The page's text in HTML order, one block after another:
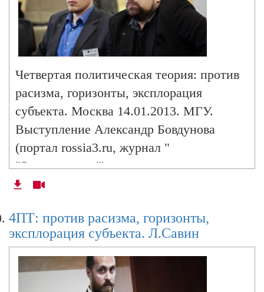
Четвертая политическая теория: против
расизма, горизонты, эксплорация
субъекта. Москва 14.01.2013. МГУ.
Выступление Александр Бовдунова
(портал rossia3.ru, журнал "
"Этноцентрум").
4ПТ: против расизма, горизонты,
эксплорация субъекта. Л.Савин